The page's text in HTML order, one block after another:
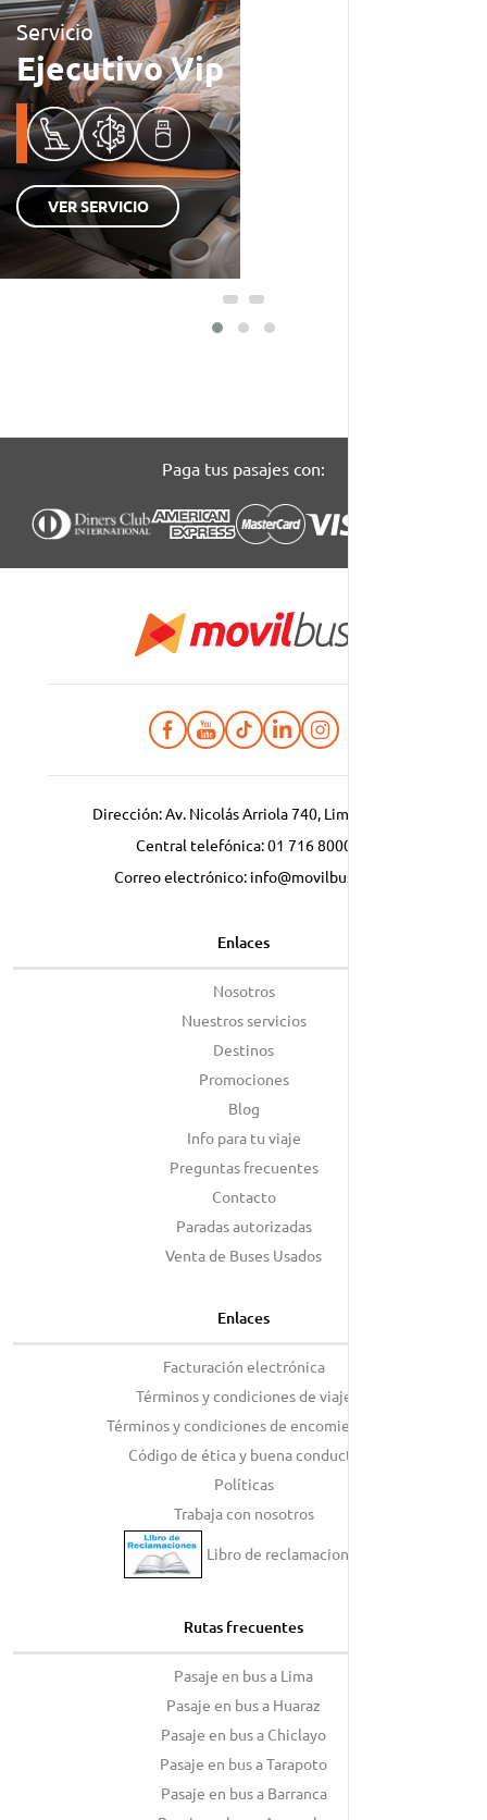
Servicio
Ejecutivo Vip
VER SERVICIO
Paga tus pasajes con:
Dirección: Av. Nicolás Arriola 740, Lima, Perú
Central telefónica:01 716 8000
Correo electrónico: info@movilbus.pe
Enlaces
Nosotros
Nuestros servicios
Destinos
Promociones
Blog
Info para tu viaje
Preguntas frecuentes
Contacto
Paradas autorizadas
Venta de Buses Usados
Enlaces
Facturación electrónica
Términos y condiciones de viaje
Términos y condiciones de encomiendas
Código de ética y buena conducta
Políticas
Trabaja con nosotros
Libro de reclamaciones
Rutas frecuentes
Pasaje en bus a Lima
Pasaje en bus a Huaraz
Pasaje en bus a Chiclayo
Pasaje en bus a Tarapoto
Pasaje en bus a Barranca